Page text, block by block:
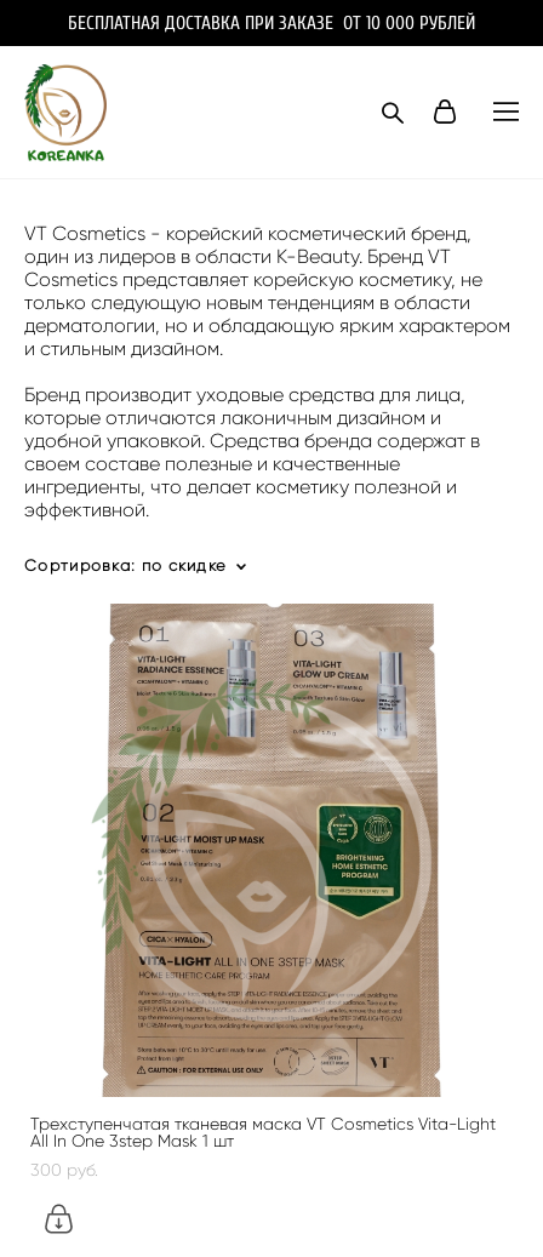
БЕСПЛАТНАЯ ДОСТАВКА ПРИ ЗАКАЗЕ ОТ 10 000 РУБЛЕЙ
VT Cosmetics - корейский косметический бренд,
один из лидеров в области K-Beauty. Бренд VT
Cosmetics представляет корейскую косметику, не
только следующую новым тенденциям в области
дерматологии, но и обладающую ярким характером
и стильным дизайном.
Бренд производит уходовые средства для лица,
которые отличаются лаконичным дизайном и
удобной упаковкой. Средства бренда содержат в
своем составе полезные и качественные
ингредиенты, что делает косметику полезной и
эффективной.
Сортировка: по скидке
Трехступенчатая тканевая маска VT Cosmetics Vita-Light
All In One 3step Mask 1 шт
300 pуб.